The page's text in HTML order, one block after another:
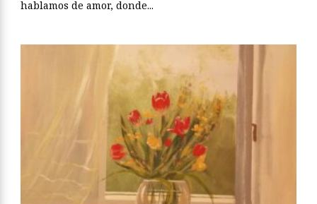
hablamos de amor, donde...